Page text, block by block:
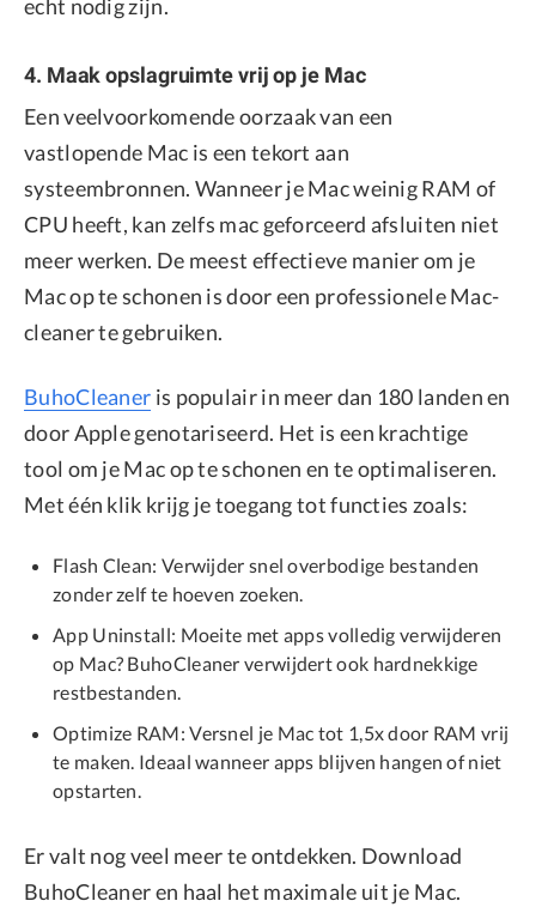
echt nodig zijn.
4. Maak opslagruimte vrij op je Mac
Een veelvoorkomende oorzaak van een
vastlopende Mac is een tekort aan
systeembronnen. Wanneer je Mac weinig RAM of
CPU heeft, kan zelfs mac geforceerd afsluiten niet
meer werken. De meest effectieve manier om je
Mac op te schonen is door een professionele Mac-
cleaner te gebruiken.
BuhoCleaner is populair in meer dan 180 landen en
door Apple genotariseerd. Het is een krachtige
tool om je Mac op te schonen en te optimaliseren.
Met één klik krijg je toegang tot functies zoals:
Flash Clean: Verwijder snel overbodige bestanden
zonder zelf te hoeven zoeken.
App Uninstall: Moeite met apps volledig verwijderen
op Mac? BuhoCleaner verwijdert ook hardnekkige
restbestanden.
Optimize RAM: Versnel je Mac tot 1,5x door RAM vrij
te maken. Ideaal wanneer apps blijven hangen of niet
opstarten.
Er valt nog veel meer te ontdekken. Download
BuhoCleaner en haal het maximale uit je Mac.